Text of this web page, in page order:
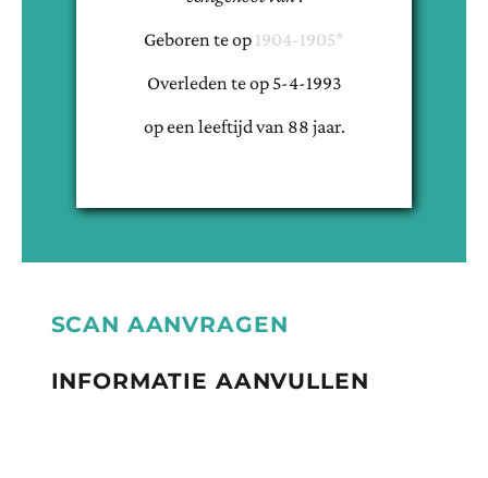
Geboren teop 1904-1905*
Overleden teop 5-4-1993
op een leeftijd van 88 jaar.
SCAN AANVRAGEN
INFORMATIE AANVULLEN